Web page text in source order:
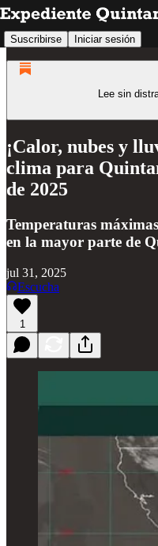
Suscribirse Iniciar sesión
Lee sin
¡Calor, nubes y
clima para
de 2025
Temperaturas
en la mayor parte de
jul 31, 2025
Escucha
1